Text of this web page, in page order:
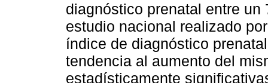
diagnóstico prenatal entre un
estudio nacional realizado
índice de diagnóstico
tendencia al aumento del
estadísticamente